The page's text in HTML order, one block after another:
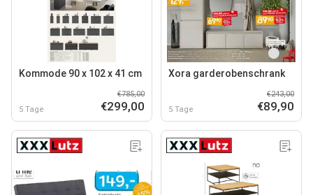
Kommode 90 x 102 x 41 cm
5 Tage
€785,00
€299,00
Xora garderobenschrank
5 Tage
€243,00
€89,90